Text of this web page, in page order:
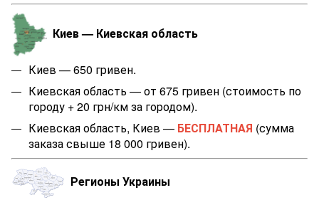
Киев — Киевская область
Киев — 650 гривен.
Киевская область — от 675 гривен (стоимость по
городу + 20 грн/км за городом).
Киевская область, Киев — БЕСПЛАТНАЯ (сумма
заказа свыше 18 000 гривен).
Регионы Украины